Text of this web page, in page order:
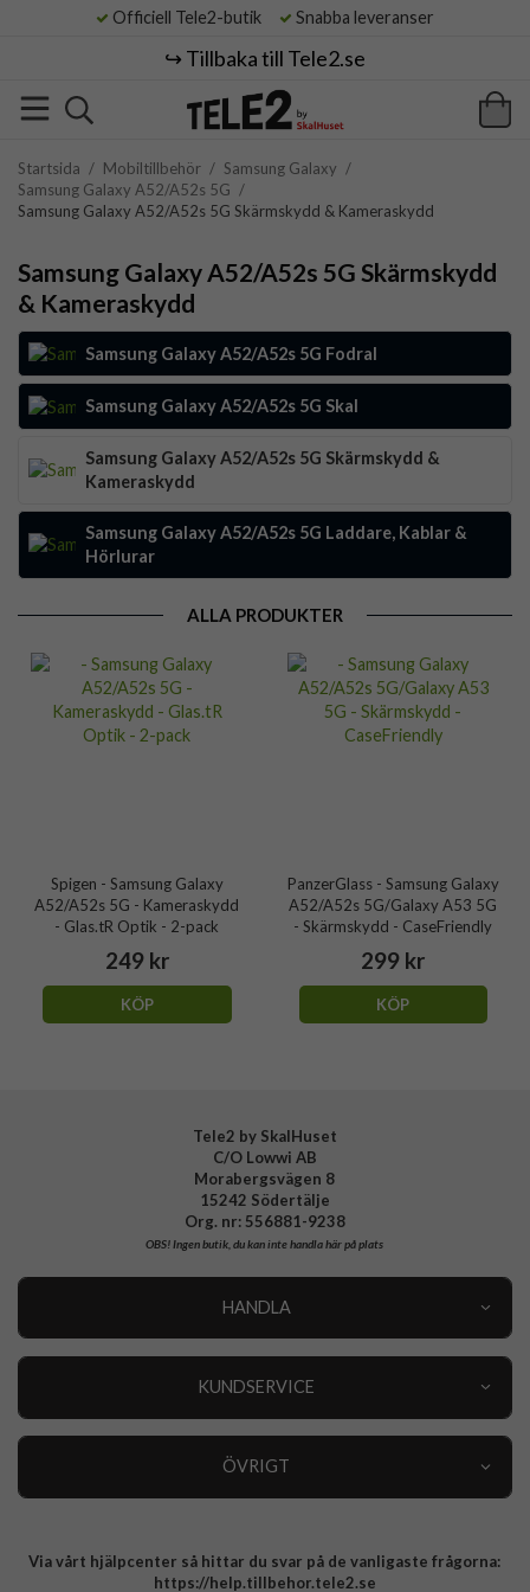
Officiell Tele2-butik Snabba leveranser
↪️ Tillbaka till Tele2.se
Startsida / Mobiltillbehör / Samsung Galaxy /
Samsung Galaxy A52/A52s 5G /
Samsung Galaxy A52/A52s 5G Skärmskydd & Kameraskydd
Samsung Galaxy A52/A52s 5G Skärmskydd
& Kameraskydd
Samsung Galaxy A52/A52s 5G Fodral
Samsung Galaxy A52/A52s 5G Skal
Samsung Galaxy A52/A52s 5G Skärmskydd &
Kameraskydd
Samsung Galaxy A52/A52s 5G Laddare, Kablar &
Hörlurar
ALLA PRODUKTER
Spigen - Samsung Galaxy
A52/A52s 5G - Kameraskydd
- Glas.tR Optik - 2-pack
249 kr
KÖP
PanzerGlass - Samsung Galaxy
A52/A52s 5G/Galaxy A53 5G
- Skärmskydd - CaseFriendly
299 kr
KÖP
Tele2 by SkalHuset
C/O Lowwi AB
Morabergsvägen 8
15242 Södertälje
Org. nr: 556881-9238
OBS!Ingen butik, du kan inte handla här på plats
HANDLA
KUNDSERVICE
ÖVRIGT
Integritetspolicy
Via vårt hjälpcenter så hittar du svar på de vanligaste frågorna:
https://help.tillbehor.tele2.se